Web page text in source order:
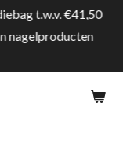
t.w.v. €41,50
nagelproducten